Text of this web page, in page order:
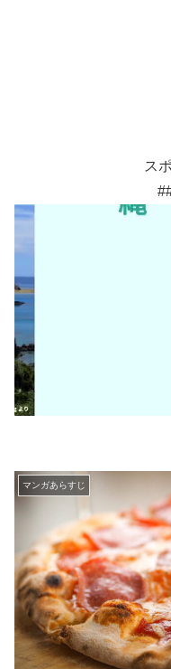
ス
マンガあらすじ